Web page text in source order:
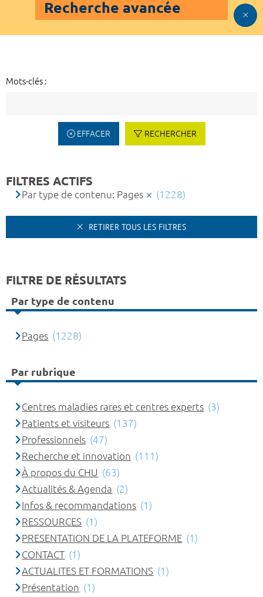
Recherche avancée
Mots-clés :
EFFACER RECHERCHER
FILTRES ACTIFS
Par type de contenu: Pages (1228)
RETIRER TOUS LES FILTRES
FILTRE DE RÉSULTATS
Par type de contenu
Pages (1228)
Par rubrique
Centres maladies rares et centres experts (3)
Patients et visiteurs (137)
Professionnels (47)
Recherche et innovation (111)
À propos du CHU (63)
Actualités & Agenda (2)
Infos & recommandations (1)
RESSOURCES (1)
PRESENTATION DE LA PLATEFORME (1)
CONTACT (1)
ACTUALITES ET FORMATIONS (1)
Présentation (1)